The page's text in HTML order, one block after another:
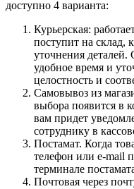
доступно 4 варианта:
Курьерская:
поступит на склад,
уточнения
удобное время и
целостность и
Самовывоз из
выбора появится в
вам придет
сотруднику в
Постамат. Когда
телефон или e-mail
терминале
Почтовая через